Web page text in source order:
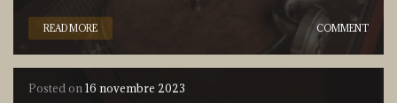
READ MORE COMMENT
Posted on16 novembre 2023